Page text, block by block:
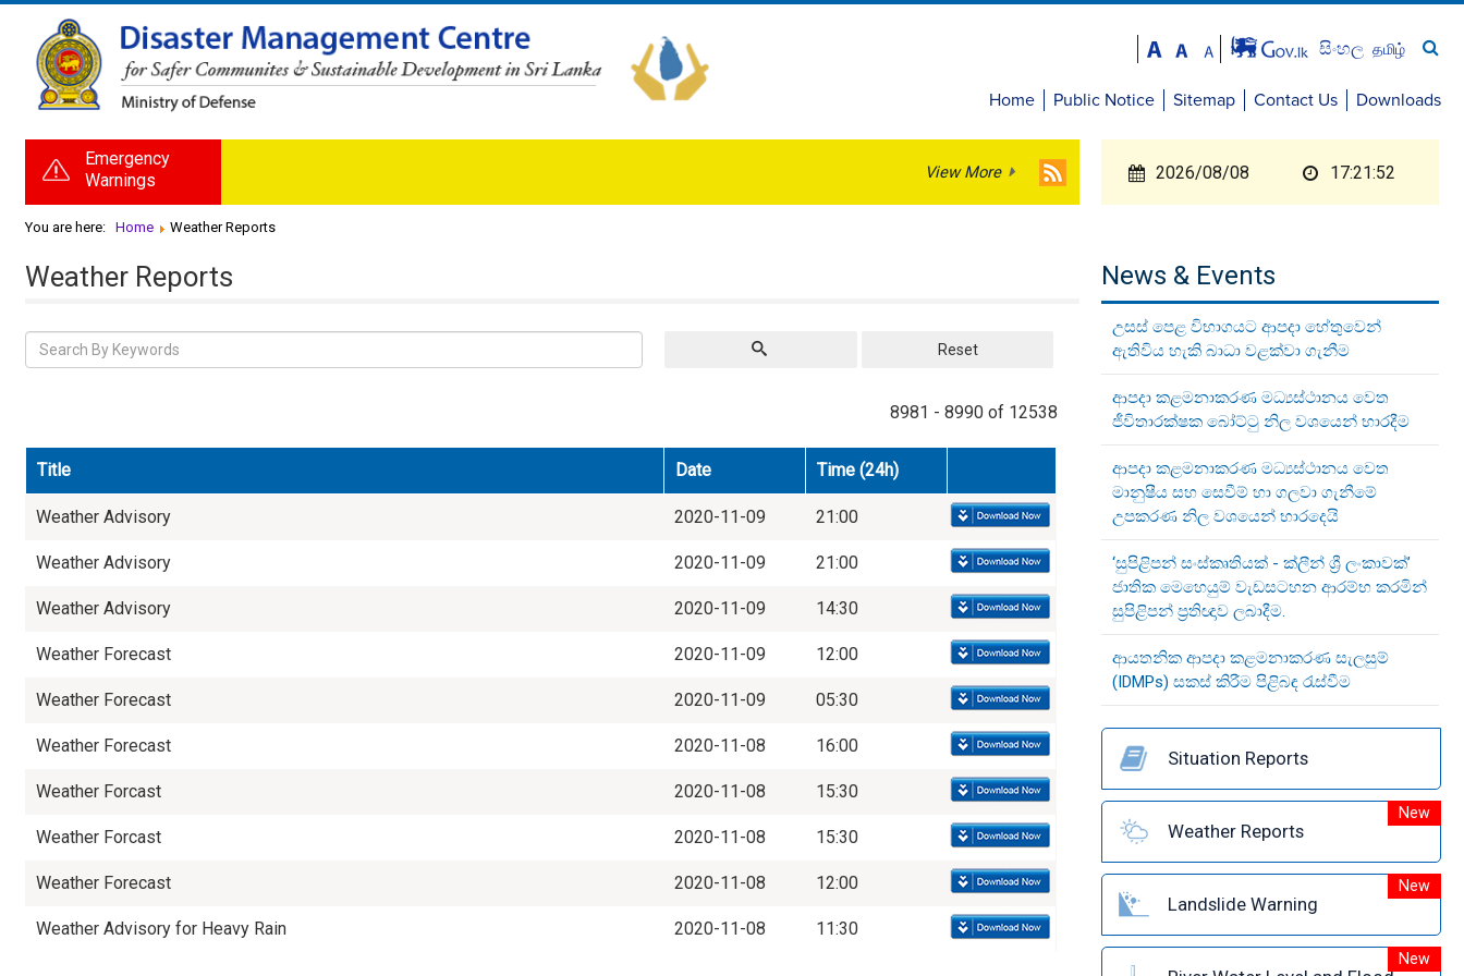
සිංහල தமிழ்
Home Public Notice Sitemap Contact Us Downloads
Emergency
Warnings
View More 2026/08/08 17:21:52
You are here: Home Weather Reports
Weather Reports
Reset
8981 - 8990 of 12538
Title Date Time (24h)
Weather Advisory 2020-11-09 21:00
Weather Advisory 2020-11-09 21:00
Weather Advisory 2020-11-09 14:30
Weather Forecast 2020-11-09 12:00
Weather Forecast 2020-11-09 05:30
Weather Forecast 2020-11-08 16:00
Weather Forcast 2020-11-08 15:30
Weather Forcast 2020-11-08 15:30
Weather Forecast 2020-11-08 12:00
Weather Advisory for Heavy Rain 2020-11-08 11:30
News & Events
උසස් පෙළ විභාගයට ආපදා හේතුවෙන්
ඇතිවිය හැකි බාධා වළක්වා ගැනීම
ආපදා කළමනාකරණ මධ්‍යස්ථානය වෙත
ජීවිතාරක්ෂක බෝට්ටු නිල වශයෙන් භාරදීම
ආපදා කළමනාකරණ මධ්‍යස්ථානය වෙත
මානුෂීය සහ සෙවීම් හා ගලවා ගැනීමේ
උපකරණ නිල වශයෙන් භාරදෙයි
‘සුපිළිපන් සංස්කෘතියක් - ක්ලීන් ශ්‍රී ලංකාවක්’
ජාතික මෙහෙයුම් වැඩසටහන ආරම්භ කරමින්
සුපිළිපන් ප්‍රතිඥාව ලබාදීම.
ආයතනික ආපදා කළමනාකරණ සැලසුම්
(IDMPs) සකස් කිරීම පිළිබඳ රැස්වීම
Situation Reports
Weather Reports
New
Landslide Warning
New
New